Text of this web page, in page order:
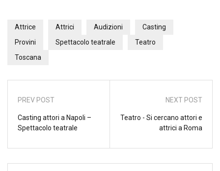
Attrice Attrici Audizioni
Casting
Provini
Spettacolo teatrale
Teatro
Toscana
PREV POST
Casting attori a Napoli –
Spettacolo teatrale
NEXT POST
Teatro - Si cercano attori e
attrici a Roma